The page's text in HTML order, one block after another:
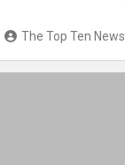
The Top Ten News